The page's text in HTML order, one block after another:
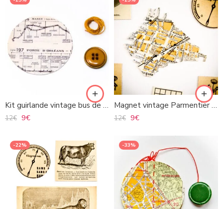
Kit guirlande vintage bus de Paris
12€ 9€
Magnet vintage Parmentier Couronnes St Maur
12€ 9€
-22% -33%